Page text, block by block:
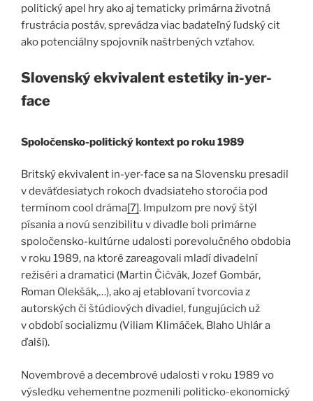
politický apel hry ako aj tematicky primárna životná
frustrácia postáv, sprevádza viac badateľný ľudský cit
ako potenciálny spojovník naštrbených vzťahov.
Slovenský ekvivalent estetiky in-yer-
face
Spoločensko-politický kontext po roku 1989
Britský ekvivalent in-yer-face sa na Slovensku presadil
v deväťdesiatych rokoch dvadsiateho storočia pod
termínom cool dráma[7]. Impulzom pre nový štýl
písania a novú senzibilitu v divadle boli primárne
spoločensko-kultúrne udalosti porevolučného obdobia
v roku 1989, na ktoré zareagovali mladí divadelní
režiséri a dramatici (Martin Čičvák, Jozef Gombár,
Roman Olekšák,…), ako aj etablovaní tvorcovia z
autorských či štúdiových divadiel, fungujúcich už
v období socializmu (Viliam Klimáček, Blaho Uhlár a
ďalší).
Novembrové a decembrové udalosti v roku 1989 vo
výsledku vehementne pozmenili politicko-ekonomický